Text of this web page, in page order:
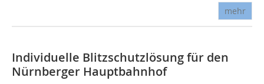
mehr
Individuelle Blitzschutzlösung für den
Nürnberger Hauptbahnhof